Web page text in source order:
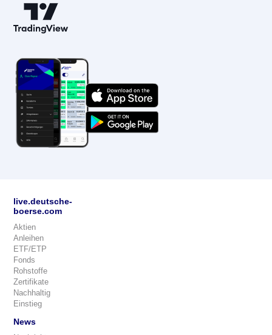
live.deutsche-
boerse.com
Aktien
Anleihen
ETF/ETP
Fonds
Rohstoffe
Zertifikate
Nachhaltig
Einstieg
News